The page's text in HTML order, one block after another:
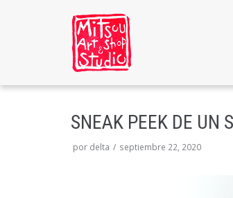
SNEAK PEEK DE UN
por delta septiembre 22, 2020